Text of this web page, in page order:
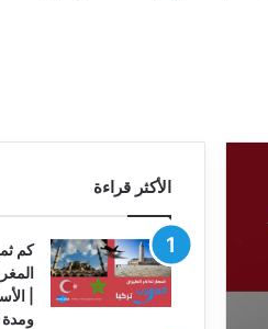
الأكثر قراءة
كم
|
ومدة